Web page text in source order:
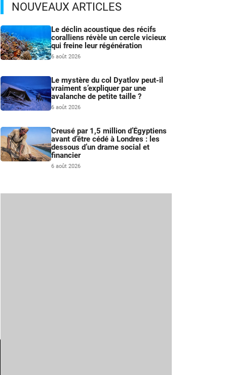
NOUVEAUX ARTICLES
Le déclin acoustique des récifs
coralliens révèle un cercle vicieux
qui freine leur régénération
6 août 2026
Le mystère du col Dyatlov peut-il
vraiment s’expliquer par une
avalanche de petite taille ?
6 août 2026
Creusé par 1,5 million d’Égyptiens
avant d’être cédé à Londres : les
dessous d’un drame social et
financier
6 août 2026